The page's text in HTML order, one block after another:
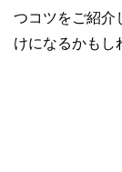
つコツをご紹介
けになるかもし